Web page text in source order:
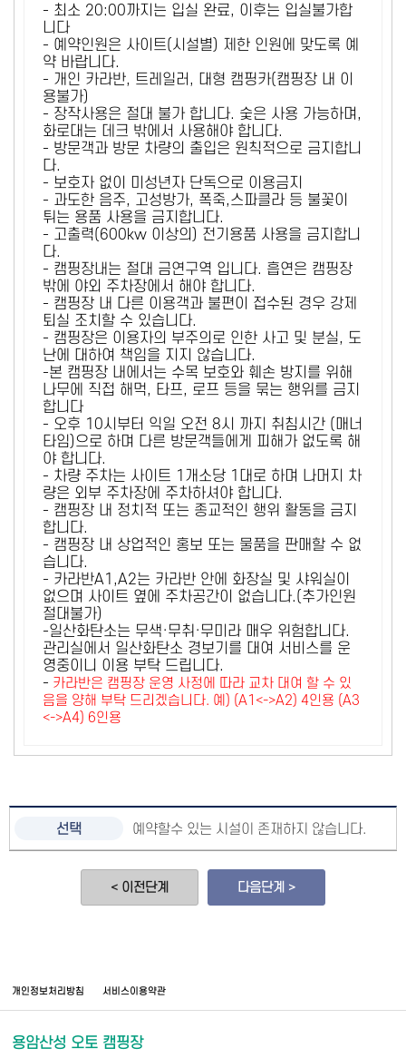
- 최소 20:00까지는 입실 완료, 이후는 입실불가합
니다
- 예약인원은 사이트(시설별) 제한 인원에 맞도록 예
약 바랍니다.
- 개인 카라반, 트레일러, 대형 캠핑카(캠핑장 내 이
용불가)
- 장작사용은 절대 불가 합니다. 숯은 사용 가능하며,
화로대는 데크 밖에서 사용해야 합니다.
- 방문객과 방문 차량의 출입은 원칙적으로 금지합니
다.
- 보호자 없이 미성년자 단독으로 이용금지
- 과도한 음주, 고성방가, 폭죽,스파클라 등 불꽃이
튀는 용품 사용을 금지합니다.
- 고출력(600kw 이상의) 전기용품 사용을 금지합니
다.
- 캠핑장내는 절대 금연구역 입니다. 흡연은 캠핑장
밖에 야외 주차장에서 해야 합니다.
- 캠핑장 내 다른 이용객과 불편이 접수된 경우 강제
퇴실 조치할 수 있습니다.
- 캠핑장은 이용자의 부주의로 인한 사고 및 분실, 도
난에 대하여 책임을 지지 않습니다.
-본 캠핑장 내에서는 수목 보호와 훼손 방지를 위해
나무에 직접 해먹, 타프, 로프 등을 묶는 행위를 금지
합니다
- 오후 10시부터 익일 오전 8시 까지 취침시간 (매너
타임)으로 하며 다른 방문객들에게 피해가 없도록 해
야 합니다.
- 차량 주차는 사이트 1개소당 1대로 하며 나머지 차
량은 외부 주차장에 주차하셔야 합니다.
- 캠핑장 내 정치적 또는 종교적인 행위 활동을 금지
합니다.
- 캠핑장 내 상업적인 홍보 또는 물품을 판매할 수 없
습니다.
- 카라반A1,A2는 카라반 안에 화장실 및 샤워실이
없으며 사이트 옆에 주차공간이 없습니다.(추가인원
절대불가)
-일산화탄소는 무색·무취·무미라 매우 위험합니다.
관리실에서 일산화탄소 경보기를 대여 서비스를 운
영중이니 이용 부탁 드립니다.
- 카라반은 캠핑장 운영 사정에 따라 교차 대여 할 수 있
음을 양해 부탁 드리겠습니다. 예) (A1<->A2) 4인용 (A3
<->A4) 6인용
예약할수 있는 시설이 존재하지 않습니다.
< 이전단계 다음단계 >
개인정보처리방침 서비스이용약관
용암산성 오토 캠핑장